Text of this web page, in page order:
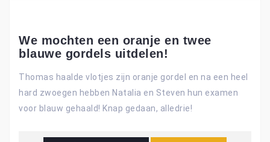
We mochten een oranje en twee
blauwe gordels uitdelen!
Thomas haalde vlotjes zijn oranje gordel en na een heel
hard zwoegen hebben Natalia en Steven hun examen
voor blauw gehaald! Knap gedaan, alledrie!